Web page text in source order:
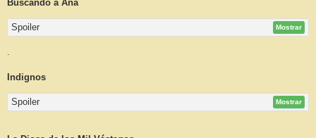
Buscando a Ana
Spoiler Mostrar
Indignos
Spoiler Mostrar